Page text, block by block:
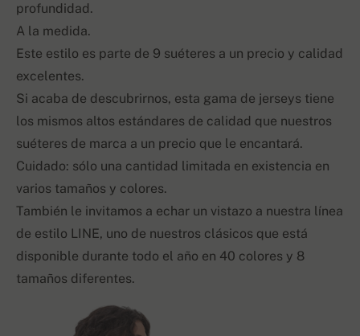
profundidad.
A la medida.
Este estilo es parte de 9 suéteres a un precio y calidad
excelentes.
Si acaba de descubrirnos, esta gama de jerseys tiene
los mismos altos estándares de calidad que nuestros
suéteres de marca a un precio que le encantará.
Cuidado: sólo una cantidad limitada en existencia en
varios tamaños y colores.
También le invitamos a echar un vistazo a nuestra línea
de estilo LINE, uno de nuestros clásicos que está
disponible durante todo el año en 40 colores y 8
tamaños diferentes.